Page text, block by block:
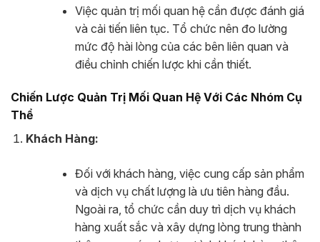
Việc quản trị mối quan hệ cần được đánh giá
và cải tiến liên tục. Tổ chức nên đo lường
mức độ hài lòng của các bên liên quan và
điều chỉnh chiến lược khi cần thiết.
Chiến Lược Quản Trị Mối Quan Hệ Với Các Nhóm Cụ
Thể
Khách Hàng:
Đối với khách hàng, việc cung cấp sản phẩm
và dịch vụ chất lượng là ưu tiên hàng đầu.
Ngoài ra, tổ chức cần duy trì dịch vụ khách
hàng xuất sắc và xây dựng lòng trung thành